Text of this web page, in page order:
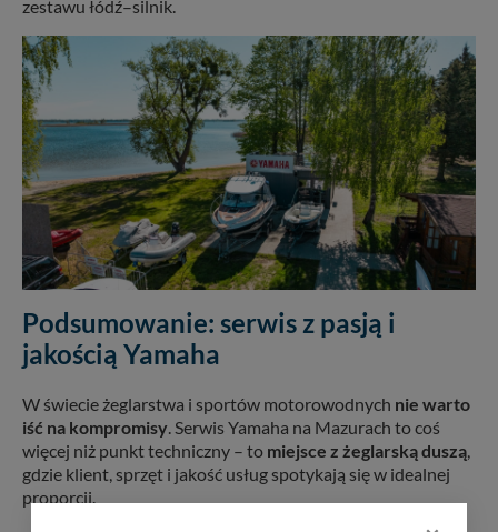
zestawu łódź–silnik.
Podsumowanie: serwis z pasją i
jakością Yamaha
W świecie żeglarstwa i sportów motorowodnych nie warto
iść na kompromisy. Serwis Yamaha na Mazurach to coś
więcej niż punkt techniczny – to miejsce z żeglarską duszą,
gdzie klient, sprzęt i jakość usług spotykają się w idealnej
proporcji.